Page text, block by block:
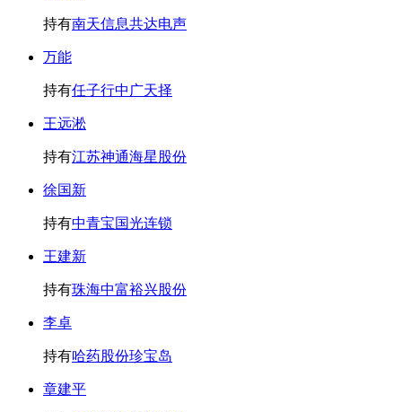
持有南天信息共达电声
万能
持有任子行中广天择
王远淞
持有江苏神通海星股份
徐国新
持有中青宝国光连锁
王建新
持有珠海中富裕兴股份
李卓
持有哈药股份珍宝岛
章建平